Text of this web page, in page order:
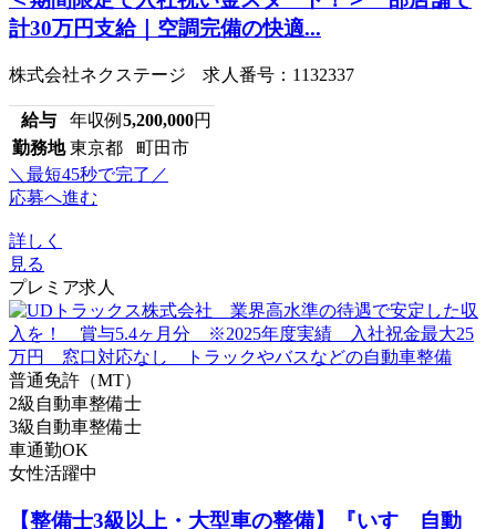
計30万円支給｜空調完備の快適...
株式会社ネクステージ 求人番号：1132337
給与 年収例 5,200,000円
勤務地 東京都 町田市
＼最短45秒で完了／
応募へ進む
詳しく
見る
プレミア求人
普通免許（MT）
2級自動車整備士
3級自動車整備士
車通勤OK
女性活躍中
【整備士3級以上・大型車の整備】『いすゞ自動